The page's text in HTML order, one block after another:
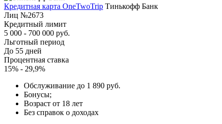
Кредитная карта OneTwoTrip Тинькофф Банк
Лиц №2673
Кредитный лимит
5 000 - 700 000 руб.
Льготный период
До 55 дней
Процентная ставка
15% - 29,9%
Обслуживание до 1 890 руб.
Бонусы;
Возраст от 18 лет
Без справок о доходах